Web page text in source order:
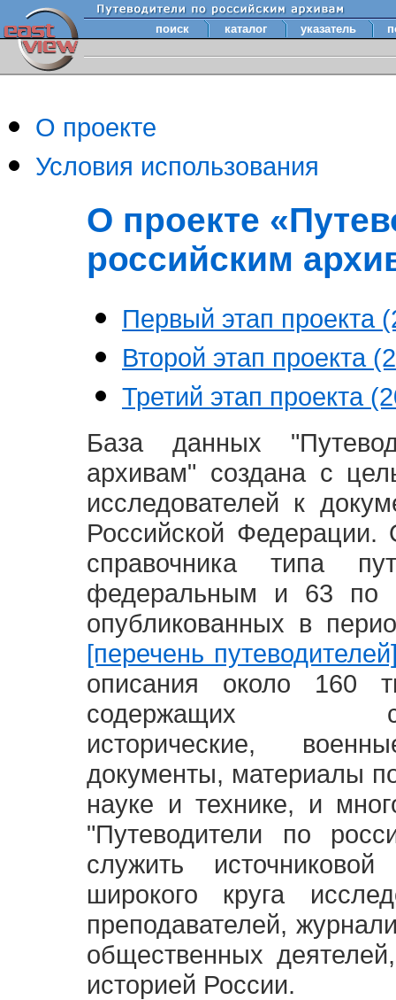
поиск каталог указатель
О проекте
Условия использования
О проекте
российским
Первый этап проекта
Второй этап проекта
Третий этап проекта
База данных
архивам" создана с
исследователей к
Российской
справочника типа
федеральным и 63 по
опубликованных в
[перечень
описания около 160
содержащих
исторические,
документы, материалы
науке и технике, и
"Путеводители по
служить
широкого круга
преподавателей,
общественных
историей России.